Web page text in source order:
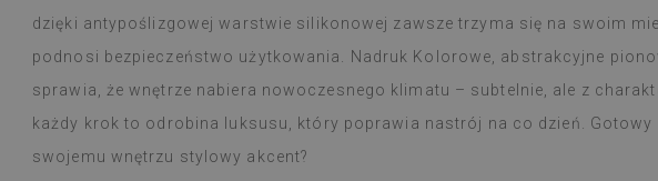
dzięki antypoślizgowej warstwie silikonowej zawsze trzyma się na swoim
podnosi bezpieczeństwo użytkowania. Nadruk Kolorowe, abstrakcyjne
sprawia, że wnętrze nabiera nowoczesnego klimatu – subtelnie, ale z
każdy krok to odrobina luksusu, który poprawia nastrój na co dzień. Gotowy
swojemu wnętrzu stylowy akcent?
przeciera się wilgotną szmatką,
czy zachlapie.
Polecam